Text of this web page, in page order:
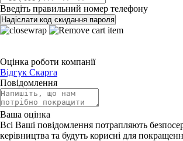
Введіть правильний номер телефону
Надіслати код скидання пароля
Оцінка роботи компанії
Відгук Скарга
Повідомлення
Ваша оцінка
Всі Ваші повідомлення потрапляють
керівництва та будуть корисні для